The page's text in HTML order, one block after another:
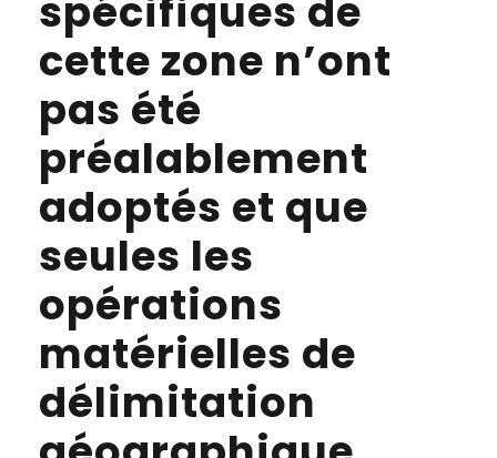
spécifiques de
cette zone n’ont
pas été
préalablement
adoptés et que
seules les
opérations
matérielles de
délimitation